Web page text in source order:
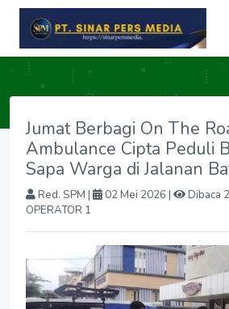
Jumat Berbagi On The
Ambulance Cipta Peduli
Sapa Warga di Jalanan
Red. SPM | 02 Mei 2026 |
Dibaca
OPERATOR 1